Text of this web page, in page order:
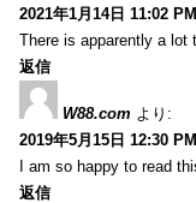
2021年1月14日 11:02 PM
There is apparently a lot
返信
W88.com より:
2019年5月15日 12:30 PM
I am so happy to read
返信